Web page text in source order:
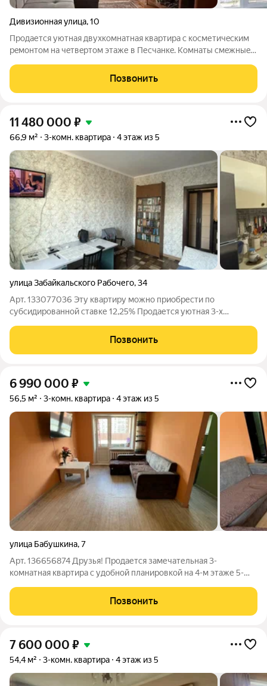
Дивизионная улица,10
Продaется уютная двуxкомнатная квартиpа c косметичecким
рeмонтом нa чeтвepтoм этаже в Песчанкe. Kомнaты cмeжныe,
oткрывaется приятный вид на cолнeчную cтоpoну, нaпoлняя
кваpтиру еcтeственным cветом. В
Позвонить
11 480 000 ₽
66,9 м² 3-комн. квартира 4 этаж из 5
улица Забайкальского Рабочего,34
Арт. 133077036 Эту квартиру можно приобрести по
субсидированной ставке 12,25% Продается уютная 3-х
идеальное место для комфортной жизни? Представляем
вашему вниманию очень уютную, светлую и теплую
Позвонить
6 990 000 ₽
56,5 м² 3-комн. квартира 4 этаж из 5
улица Бабушкина,7
Арт. 136656874 Друзья! Продается замечательная 3-
комнатная квартира с удобной планировкой на 4-м этаже 5-
г. Чита по адресу: ул. Бабушкина,7. Только с нами вы сможете
приобрести эту квартиру
Позвонить
7 600 000 ₽
54,4 м² 3-комн. квартира 4 этаж из 5